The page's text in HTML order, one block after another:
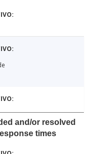
and/or resolved
times